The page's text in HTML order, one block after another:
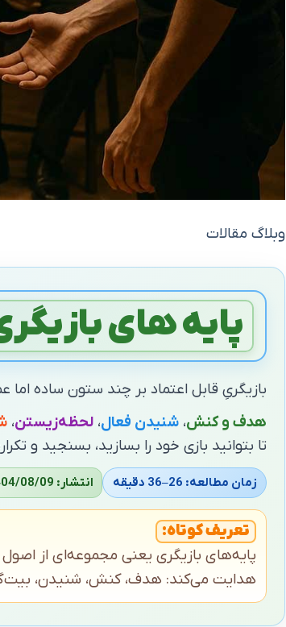
وبلاگ مقالات
پایه‌ های
بازیگریِ قابل اعتماد بر چند ستون ساده اما
هدف و کنش، شنیدن فعال، لحظه‌زیستن،
تا بتوانید بازی خود را بسازید، بسنجید و
زمان مطالعه: 26–36 دقیقه انتشار: 1404/08/09
تعریف کوتاه:
پایه‌های بازیگری یعنی مجموعه‌ای از
هدایت می‌کند: هدف، کنش، شنیدن،